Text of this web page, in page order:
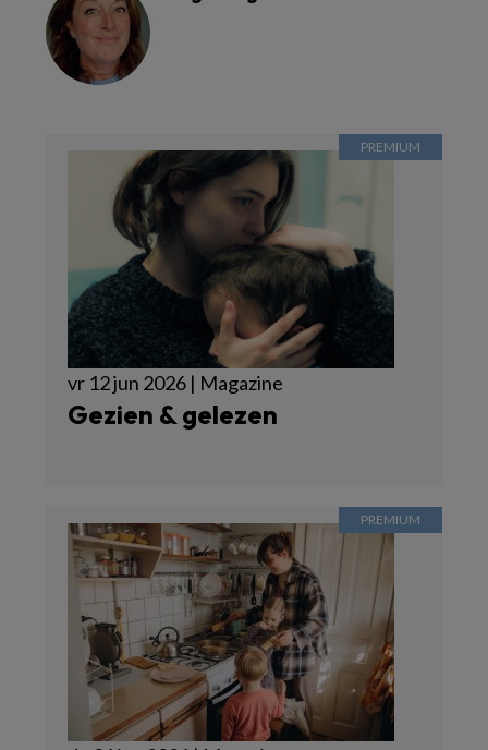
vr 12 jun 2026 | Magazine
Gezien & gelezen